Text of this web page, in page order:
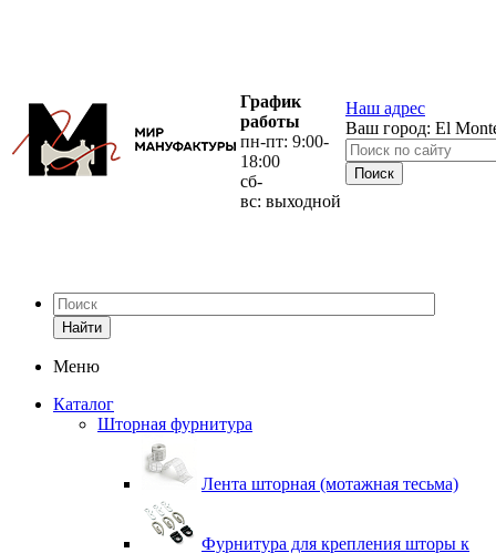
График
работы
пн-пт: 9:00-
18:00
сб-
вс: выходной
Наш адрес
Ваш город: El
Найти
Меню
Каталог
Шторная фурнитура
Лента шторная (мотажная тесьма)
Фурнитура для крепления шторы к